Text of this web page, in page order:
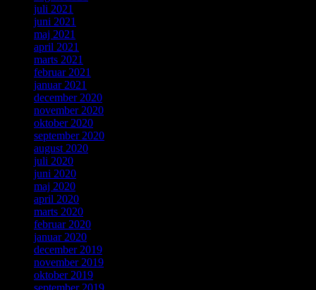
juli 2021
juni 2021
maj 2021
april 2021
marts 2021
februar 2021
januar 2021
december 2020
november 2020
oktober 2020
september 2020
august 2020
juli 2020
juni 2020
maj 2020
april 2020
marts 2020
februar 2020
januar 2020
december 2019
november 2019
oktober 2019
september 2019